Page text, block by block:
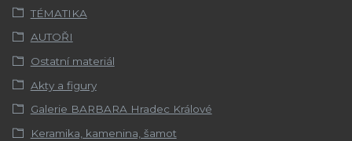
TÉMATIKA
AUTOŘI
Ostatní materiál
Akty a figury
Galerie BARBARA Hradec Králové
Keramika, kamenina, šamot